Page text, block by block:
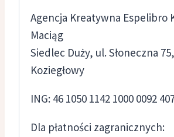
Agencja Kreatywna Espelibro
Maciąg
Siedlec Duży, ul. Słoneczna
Koziegłowy
ING: 46 1050 1142 1000 0092
Dla płatności zagranicznych: